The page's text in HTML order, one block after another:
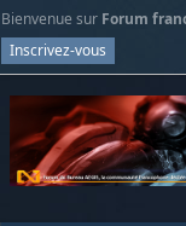
Bienvenue sur Forum
Inscrivez-vous